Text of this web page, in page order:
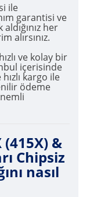
ile
garantisi ve
her
alırsınız.
ve kolay bir
içerisinde
kargo ile
ödeme
(415X) &
Chipsiz
nasıl